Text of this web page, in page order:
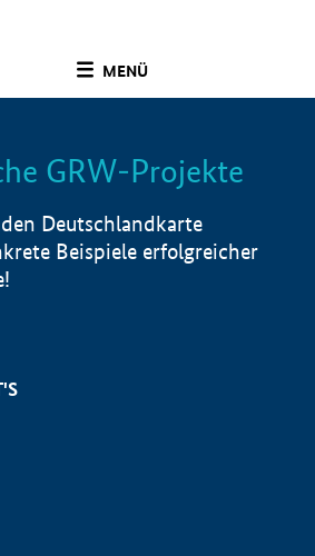
MENÜ
Info
GRW-Projekte
Deutschlandkarte
Beispiele erfolgreicher